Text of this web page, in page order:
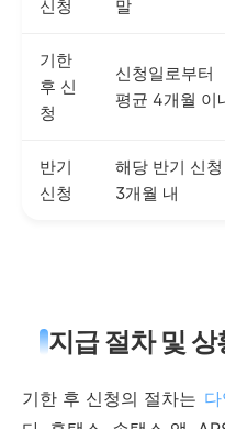
신청
말
기한
후 신
청
신청일로부터
평균 4개월 이
반기
신청
해당 반기 신청
3개월 내
지급 절차 및 상
기한 후 신청의 절차는